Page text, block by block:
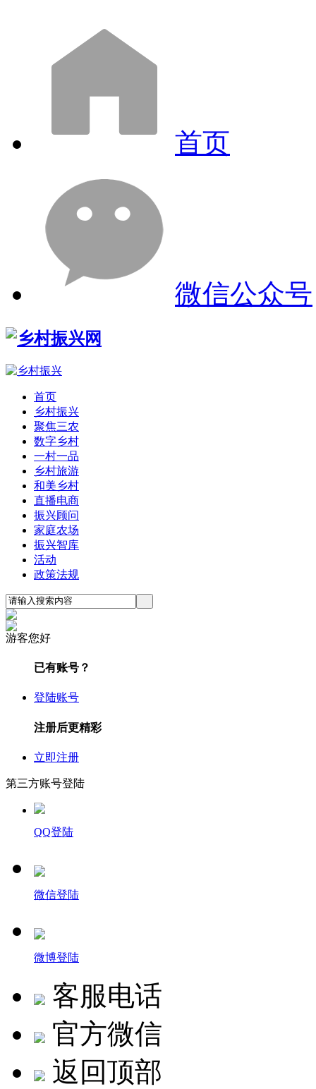
首页
微信公众号
首页
乡村振兴
聚焦三农
数字乡村
一村一品
乡村旅游
和美乡村
直播电商
振兴顾问
家庭农场
振兴智库
活动
政策法规
游客您好
已有账号？
登陆账号
注册后更精彩
立即注册
第三方账号登陆
QQ登陆
微信登陆
微博登陆
客服电话
官方微信
返回顶部